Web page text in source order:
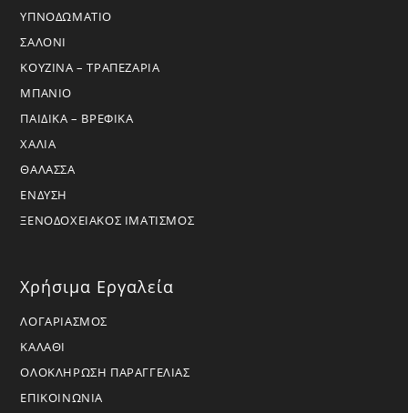
ΥΠΝΟΔΩΜΑΤΙΟ
ΣΑΛΟΝΙ
ΚΟΥΖΙΝΑ – ΤΡΑΠΕΖΑΡΙΑ
ΜΠΑΝΙΟ
ΠΑΙΔΙΚΑ – ΒΡΕΦΙΚΑ
ΧΑΛΙΑ
ΘΑΛΑΣΣΑ
ΕΝΔΥΣΗ
ΞΕΝΟΔΟΧΕΙΑΚΟΣ ΙΜΑΤΙΣΜΟΣ
Χρήσιμα Εργαλεία
ΛΟΓΑΡΙΑΣΜΟΣ
ΚΑΛΑΘΙ
ΟΛΟΚΛΗΡΩΣΗ ΠΑΡΑΓΓΕΛΙΑΣ
ΕΠΙΚΟΙΝΩΝΙΑ